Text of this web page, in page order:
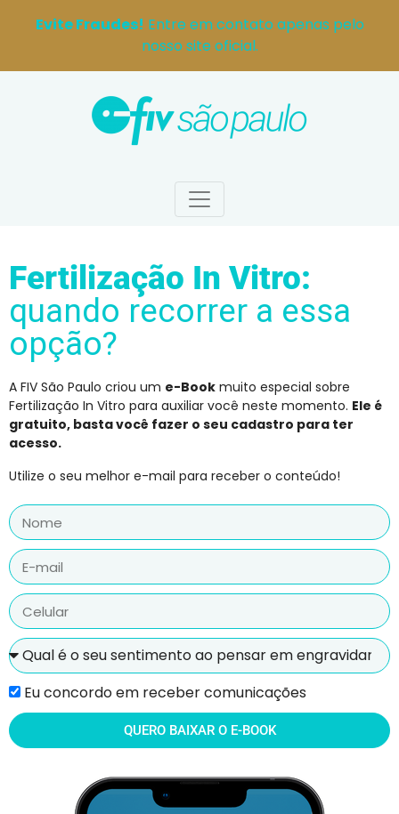
Evite Fraudes! Entre em contato apenas pelo
nosso site oficial.
Fertilização In Vitro:
quando recorrer a essa
opção?
A FIV São Paulo criou um e-Book muito especial sobre
Fertilização In Vitro para auxiliar você neste momento. Ele é
gratuito, basta você fazer o seu cadastro para ter
acesso.
Utilize o seu melhor e-mail para receber o conteúdo!
Eu concordo em receber comunicações
QUERO BAIXAR O E-BOOK